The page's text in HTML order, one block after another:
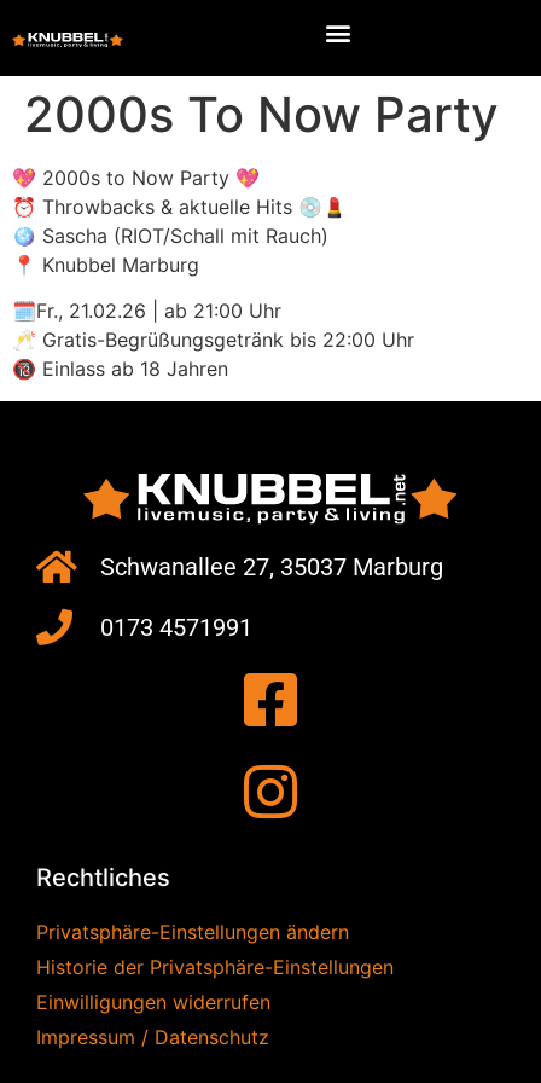
2000s To Now Party
💖 2000s to Now Party 💖
⏰ Throwbacks & aktuelle Hits 💿💄
🪩 Sascha (RIOT/Schall mit Rauch)
📍 Knubbel Marburg
🗓Fr., 21.02.26 | ab 21:00 Uhr
🥂 Gratis-Begrüßungsgetränk bis 22:00 Uhr
🔞 Einlass ab 18 Jahren
Schwanallee 27, 35037 Marburg
0173 4571991
Rechtliches
Privatsphäre-Einstellungen ändern
Historie der Privatsphäre-Einstellungen
Einwilligungen widerrufen
Impressum / Datenschutz